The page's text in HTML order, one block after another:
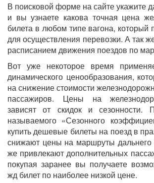
В поисковой форме на сайте укажите
и вы узнаете какова точная цена
билета в любом типе вагона, который
для осуществления перевозки. А так
расписанием движения поездов по
Вот уже некоторое время
динамического ценообразования,
на снижение стоимости
пассажиров. Цены на
зависят от скидок и сезонности.
называемого «Сезонного
купить дешевые билеты на поезд в
снижают цены на маршруты дальнего
же привлекают дополнительных
покупая заранее вы получаете
жд билет по наиболее низкой цене.